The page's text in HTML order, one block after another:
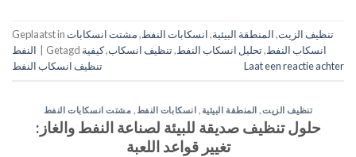
Geplaatst in تنظيف الزيت,المنطقة البيئية,انسكابات النفط,مشتت انسكابات
النفط
Getagd انسكاب النفط,تحليل انسكاب النفط,تنظيف انسكاب,كيفية
تنظيف انسكاب النفط
Laat een reactie achter
تنظيف الزيت, المنطقة البيئية انسكابات النفط مشتت انسكابات النفط
حلول تنظيف صديقة للبيئة لصناعة النفط والغاز:
تغيير قواعد اللعبة